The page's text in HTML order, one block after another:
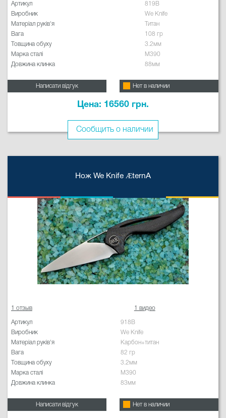
Артикул
819B
Виробник
We Knife
Матеріал руків'я
Титан
Вага
108 гр
Товщина обуху
3.2мм
Марка сталі
M390
Довжина клинка
88мм
Написати відгук Нет в наличии
Цена: 16560 грн.
Сообщить о наличии
Нож We Knife ÆternA
1 отзыв 1 видео
Артикул
918B
Виробник
We Knife
Матеріал руків'я
Карбон+титан
Вага
82 гр
Товщина обуху
3.2мм
Марка сталі
M390
Довжина клинка
83мм
Написати відгук Нет в наличии